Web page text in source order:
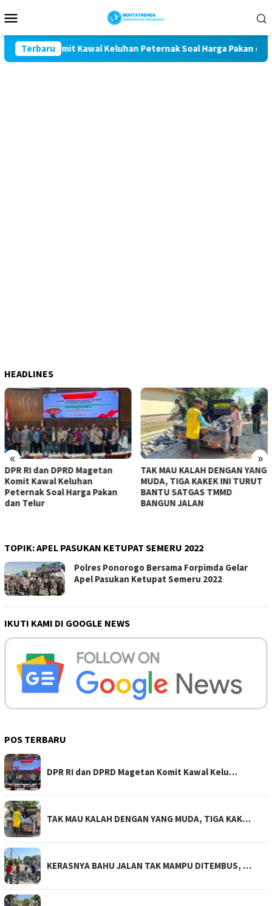
ke
Mobile
Terbaru
Magetan Komit Kawal Keluhan Peternak Soal Harga Pakan dan
HEADLINES
« »
DPR RI dan DPRD Magetan
Komit Kawal Keluhan
Peternak Soal Harga Pakan
dan Telur
TAK MAU KALAH DENGAN YANG
MUDA, TIGA KAKEK INI TURUT
BANTU SATGAS TMMD
BANGUN JALAN
TOPIK:APEL PASUKAN KETUPAT SEMERU 2022
Polres Ponorogo Bersama Forpimda Gelar
Apel Pasukan Ketupat Semeru 2022
IKUTI KAMI DI GOOGLE NEWS
POS TERBARU
DPR RI dan DPRD Magetan Komit Kawal Kelu…
TAK MAU KALAH DENGAN YANG MUDA, TIGA KAK…
KERASNYA BAHU JALAN TAK MAMPU DITEMBUS, …